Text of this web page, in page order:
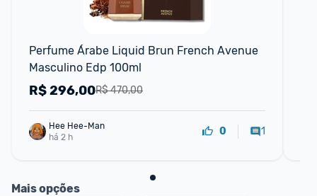
Perfume Árabe Liquid Brun French Avenue
Masculino Edp 100ml
R$ 470,00
R$296,00
Hee Hee-Man
há 2 h
0 1
Mais opções